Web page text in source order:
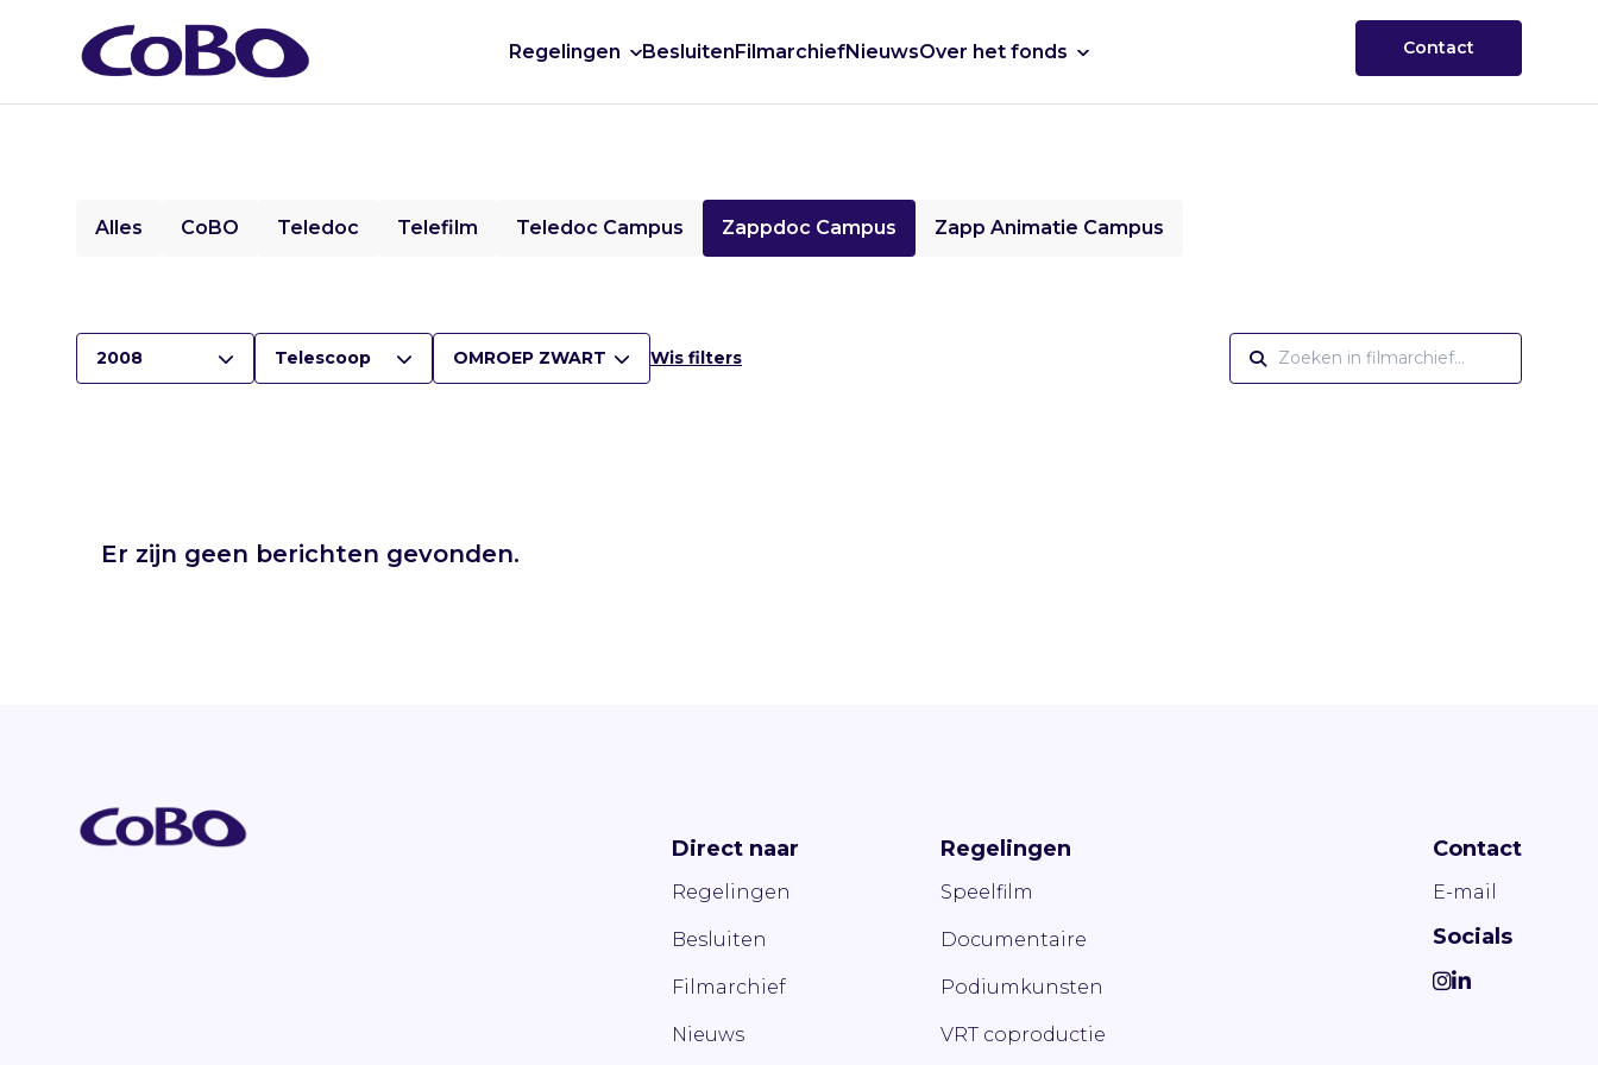
Regelingen BesluitenFilmarchiefNieuwsOver het fonds Contact
Alles CoBO Teledoc Telefilm Teledoc Campus Zappdoc Campus Zapp Animatie Campus
2008 Telescoop OMROEP ZWART Wis filters
Er zijn geen berichten gevonden.
Direct naar
Regelingen
Besluiten
Filmarchief
Nieuws
Regelingen
Speelfilm
Documentaire
Podiumkunsten
VRT coproductie
Contact
E-mail
Socials